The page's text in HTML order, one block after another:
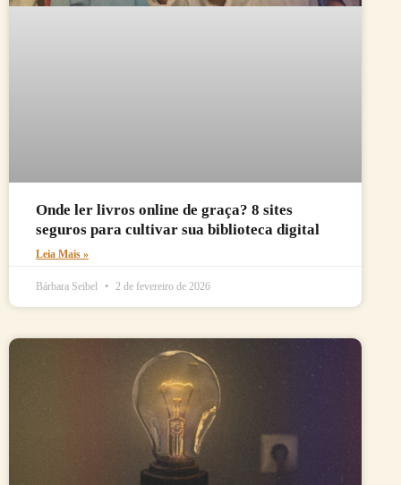
Onde ler livros online de graça? 8 sites
seguros para cultivar sua biblioteca digital
Leia Mais »
Bárbara Seibel 2 de fevereiro de 2026